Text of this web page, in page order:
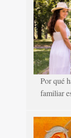
Por qué
familiar